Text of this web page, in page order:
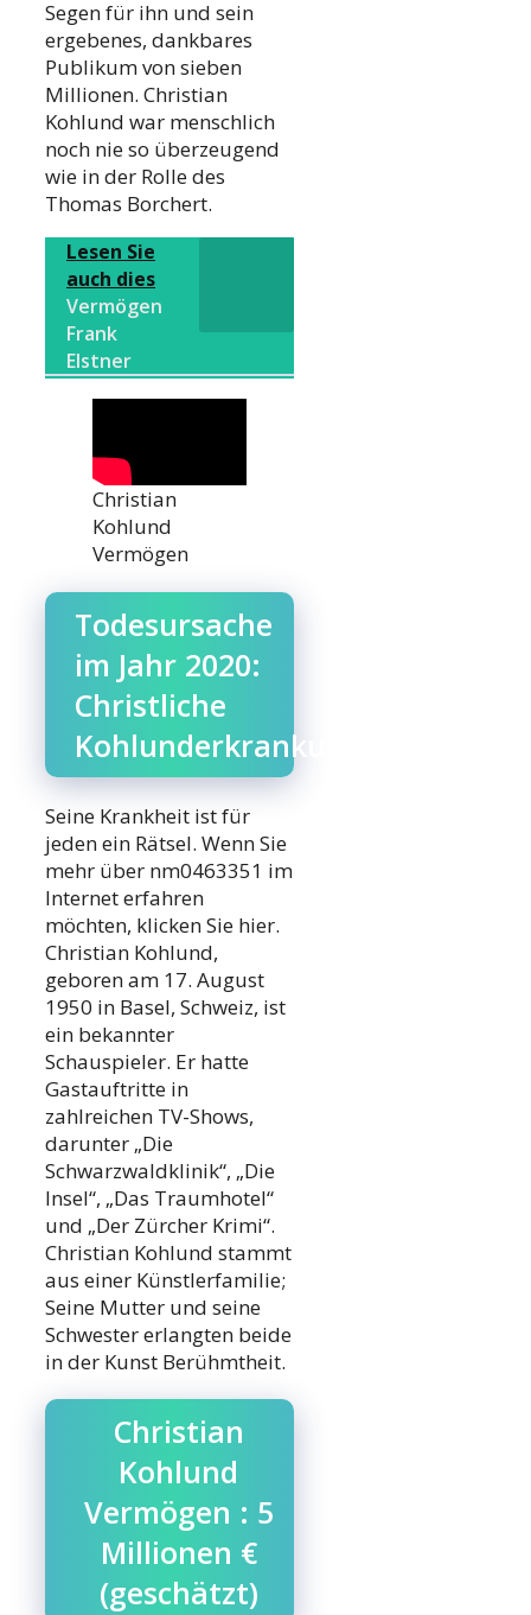
Segen für ihn und sein
ergebenes, dankbares
Publikum von sieben
Millionen. Christian
Kohlund war menschlich
noch nie so überzeugend
wie in der Rolle des
Thomas Borchert.
Lesen Sie
auch dies
Vermögen
Frank
Elstner
Christian
Kohlund
Vermögen
Todesursache
im Jahr 2020:
Christliche
Kohlunderkrankung
Seine Krankheit ist für
jeden ein Rätsel. Wenn Sie
mehr über nm0463351 im
Internet erfahren
möchten, klicken Sie hier.
Christian Kohlund,
geboren am 17. August
1950 in Basel, Schweiz, ist
ein bekannter
Schauspieler. Er hatte
Gastauftritte in
zahlreichen TV-Shows,
darunter „Die
Schwarzwaldklinik“, „Die
Insel“, „Das Traumhotel“
und „Der Zürcher Krimi“.
Christian Kohlund stammt
aus einer Künstlerfamilie;
Seine Mutter und seine
Schwester erlangten beide
in der Kunst Berühmtheit.
Christian
Kohlund
Vermögen : 5
Millionen €
(geschätzt)